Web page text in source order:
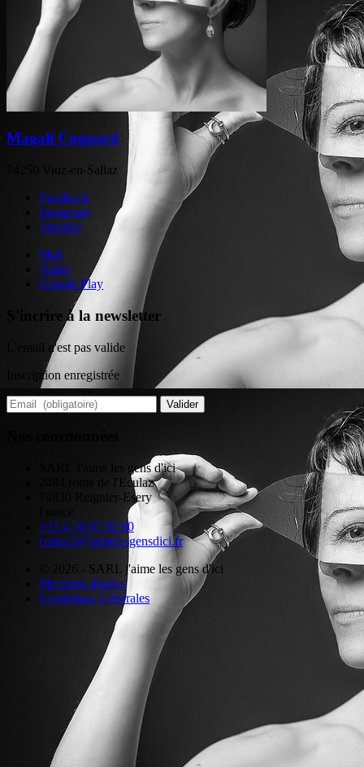
Magali Coquard
74250 Viuz-en-Sallaz
Facebook
Instagram
Youtube
Mail
Apple
Google Play
S'incrire à la newsletter
L'email n'est pas valide
Inscription enregistrée
Valider
SARL J'aime les gens d'ici
2484 route de l'Eculaz
74930 Reignier-Esery
+33 4 50 87 02 80
contact@jaimelesgensdici.fr
© 2026 - SARL j'aime les gens d'ici
Mentions légales
Conditions Générales